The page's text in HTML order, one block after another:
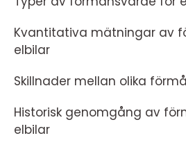
Kvantitativa mätningar av
elbilar
Skillnader mellan olika
Historisk genomgång av
elbilar